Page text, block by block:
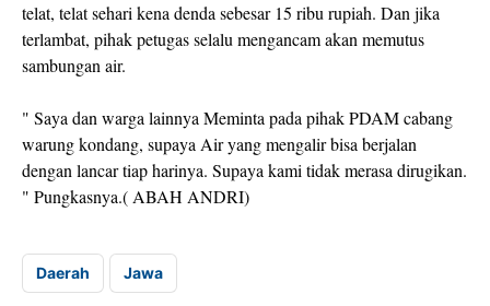
telat, telat sehari kena denda sebesar 15 ribu rupiah. Dan jika
terlambat, pihak petugas selalu mengancam akan memutus
sambungan air.
" Saya dan warga lainnya Meminta pada pihak PDAM cabang
warung kondang, supaya Air yang mengalir bisa berjalan
dengan lancar tiap harinya. Supaya kami tidak merasa dirugikan.
" Pungkasnya.( ABAH ANDRI)
Daerah Jawa